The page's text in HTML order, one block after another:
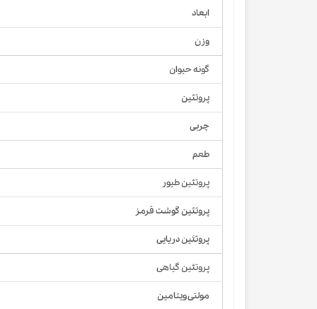
ابعاد
وزن
گونه حیوان
پروتئین
چربی
طعم
پروتئین طیور
پروتئین گوشت قرمز
پروتئین دریایی
پروتئین گیاهی
مولتی ویتامین